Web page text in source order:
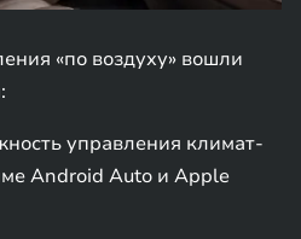
«по воздуху» вошли
управления климат-
Android Auto и Apple